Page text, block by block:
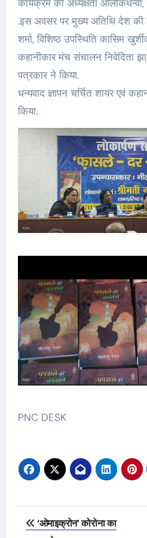
कार्यक्रम की अध्यक्षता
.इस अवसर पर मुख्य अतिथि देश की
शर्मा, विशिष्ठ उपस्थिति कासिम
कहानीकार मंच संचालन निवेदिता झा,
पत्रकार ने किया.
धन्यवाद ज्ञापन चर्चित शायर एवं
किया.
PNC DESK
Post
‘ओमाइक्रोन’ कोरोना का